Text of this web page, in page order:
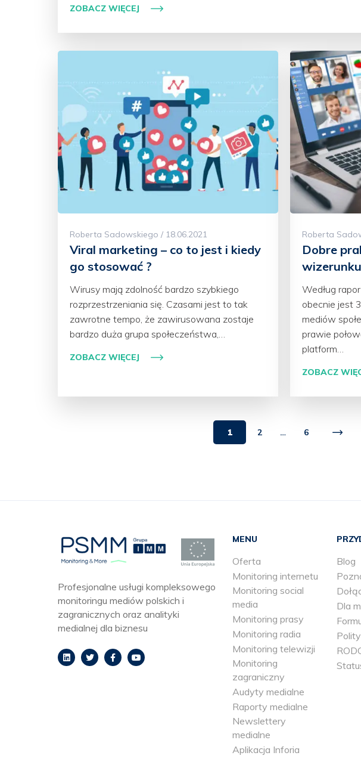
ZOBACZ WIĘCEJ
Roberta Sadowskiego / 18.06.2021
Viral marketing – co to jest i kiedy
go stosować ?
Wirusy mają zdolność bardzo szybkiego
rozprzestrzeniania się. Czasami jest to tak
zawrotne tempo, że zawirusowana zostaje
bardzo duża grupa społeczeństwa,…
ZOBACZ WIĘCEJ
Roberta
Dobre
Według
obecnie jest
mediów
prawie
platform…
ZOBACZ
1 2 … 6
Profesjonalne usługi kompleksowego
monitoringu mediów polskich i
zagranicznych oraz analityki
medialnej dla biznesu
MENU
Oferta
Monitoring internetu
Monitoring social
media
Monitoring prasy
Monitoring radia
Monitoring telewizji
Monitoring
zagraniczny
Audyty medialne
Raporty medialne
Newslettery
medialne
Aplikacja Inforia
Blog
Dla